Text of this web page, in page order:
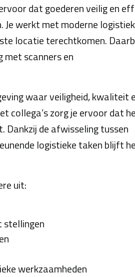
dat goederen veilig en
werkt met moderne
locatie terechtkomen.
met scanners en
waar veiligheid, kwaliteit
collega’s zorg je ervoor dat
Dankzij de afwisseling tussen
logistieke taken blijft
uit:
stellingen
werkzaamheden